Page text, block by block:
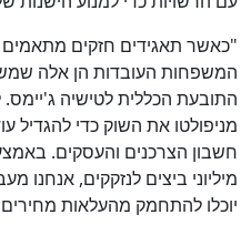
"כאשר תאגידים חזקים
המשפחות העובדות הן אלה
התובעת הכללית לטישיה ג'יימס.
מניפולטו את השוק כדי להגדיל
חשבון הצרכנים והעסקים.
מיליוני ביצים לנזקקים,
יוכלו להתחמק מהעלאות